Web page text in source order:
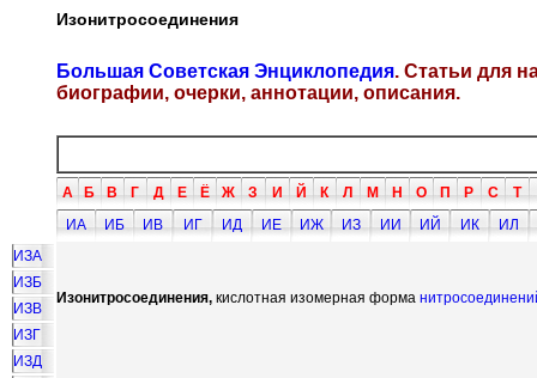
Изонитросоединения
Большая Советская Энциклопедия. Статьи для
биографии, очерки, аннотации, описания.
А Б В Г Д Е Ё Ж З И Й К Л М Н О П Р С Т
ИА
ИБ ИВ ИГ ИД ИЕ ИЖ ИЗ ИИ ИЙ ИК
ИЛ
ИЗА
ИЗБ
ИЗВ
ИЗГ
ИЗД
Изонитросоединения, кислотная изомерная форма